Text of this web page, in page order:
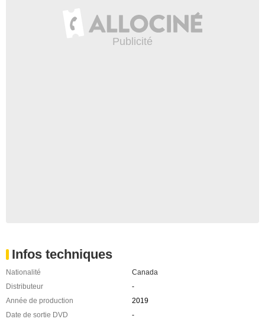
Infos techniques
Nationalité
Canada
Distributeur
-
Année de production
2019
Date de sortie DVD
-